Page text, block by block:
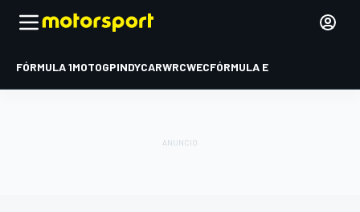
FÓRMULA 1MOTOGPINDYCARWRCWECFÓRMULA E